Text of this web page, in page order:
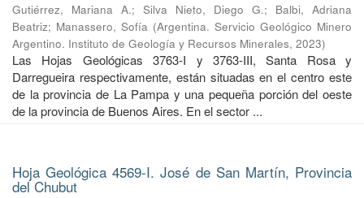
Gutiérrez, Mariana A.; Silva Nieto, Diego G.; Balbi, Adriana
Beatriz; Manassero, Sofía (Argentina. Servicio Geológico Minero
Argentino. Instituto de Geología y Recursos Minerales, 2023)
Las Hojas Geológicas 3763-I y 3763-III, Santa Rosa y
Darregueira respectivamente, están situadas en el centro este
de la provincia de La Pampa y una pequeña porción del oeste
de la provincia de Buenos Aires. En el sector ...
Hoja Geológica 4569-I. José de San Martín, Provincia
del Chubut